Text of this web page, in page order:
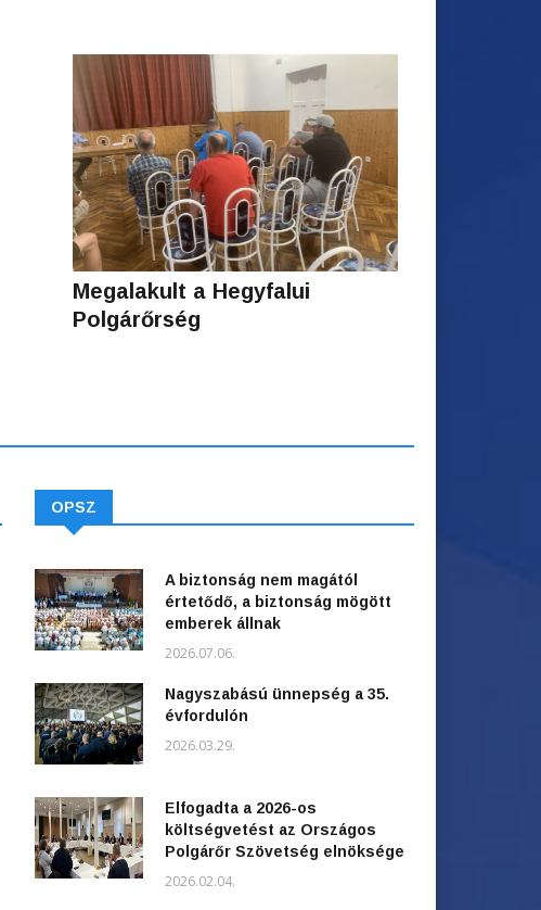
Megalakult a Hegyfalui
Polgárőrség
OPSZ
A biztonság nem magától
értetődő, a biztonság mögött
emberek állnak
2026.07.06.
Nagyszabású ünnepség a 35.
évfordulón
2026.03.29.
Elfogadta a 2026-os
költségvetést az Országos
Polgárőr Szövetség elnöksége
2026.02.04.